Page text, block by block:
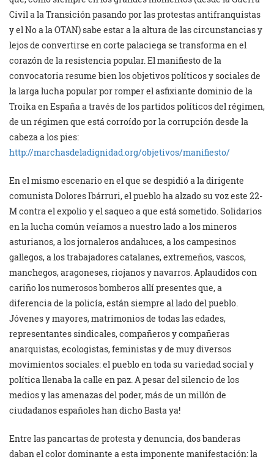
Civil a la Transición pasando por las protestas antifranquistas
y el No a la OTAN) sabe estar a la altura de las circunstancias y
lejos de convertirse en corte palaciega se transforma en el
corazón de la resistencia popular. El manifiesto de la
convocatoria resume bien los objetivos políticos y sociales de
la larga lucha popular por romper el asfixiante dominio de la
Troika en España a través de los partidos políticos del régimen,
de un régimen que está corroído por la corrupción desde la
cabeza a los pies:
http://marchasdeladignidad.org/objetivos/manifiesto/
En el mismo escenario en el que se despidió a la dirigente
comunista Dolores Ibárruri, el pueblo ha alzado su voz este 22-
M contra el expolio y el saqueo a que está sometido. Solidarios
en la lucha común veíamos a nuestro lado a los mineros
asturianos, a los jornaleros andaluces, a los campesinos
gallegos, a los trabajadores catalanes, extremeños, vascos,
manchegos, aragoneses, riojanos y navarros. Aplaudidos con
cariño los numerosos bomberos allí presentes que, a
diferencia de la policía, están siempre al lado del pueblo.
Jóvenes y mayores, matrimonios de todas las edades,
representantes sindicales, compañeros y compañeras
anarquistas, ecologistas, feministas y de muy diversos
movimientos sociales: el pueblo en toda su variedad social y
política llenaba la calle en paz. A pesar del silencio de los
medios y las amenazas del poder, más de un millón de
ciudadanos españoles han dicho Basta ya!
Entre las pancartas de protesta y denuncia, dos banderas
daban el color dominante a esta imponente manifestación: la